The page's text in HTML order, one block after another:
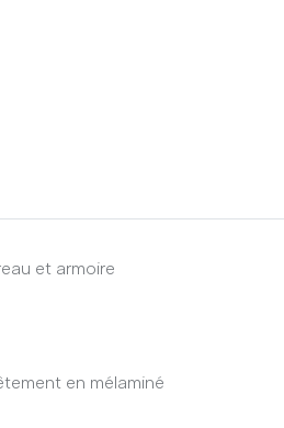
et armoire
en mélaminé